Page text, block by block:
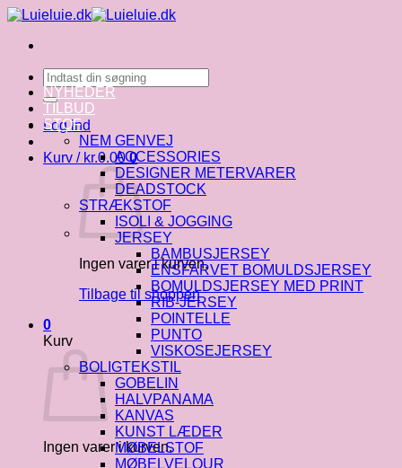
Fortsæt
indhold
Søg
efter:
Log ind
Kurv / kr.0.00 0
Ingen varer i kurven.
Tilbage til shoppen
0
Kurv
Ingen varer i kurven.
NYHEDER
TILBUD
STOF
NEM GENVEJ
ACCESSORIES
DESIGNER METERVARER
DEADSTOCK
STRÆKSTOF
ISOLI & JOGGING
JERSEY
BAMBUSJERSEY
ENSFARVET BOMULDSJERSEY
BOMULDSJERSEY MED PRINT
RIB-JERSEY
POINTELLE
PUNTO
VISKOSEJERSEY
BOLIGTEKSTIL
GOBELIN
HALVPANAMA
KANVAS
KUNST LÆDER
MØBELSTOF
MØBELVELOUR